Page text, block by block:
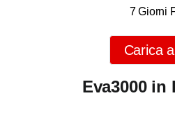
7 Giorni
Carica
Eva3000 in